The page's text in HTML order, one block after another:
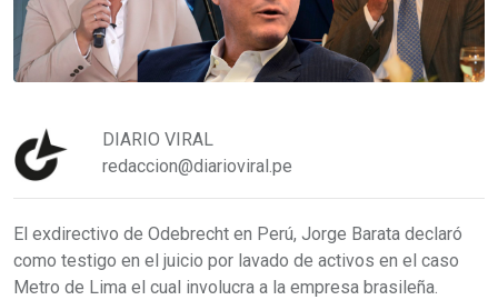
DIARIO VIRAL
redaccion@diarioviral.pe
El exdirectivo de Odebrecht en Perú, Jorge Barata declaró
como testigo en el juicio por lavado de activos en el caso
Metro de Lima el cual involucra a la empresa brasileña.